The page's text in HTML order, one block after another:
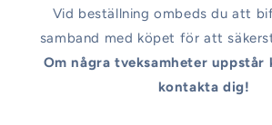
Vid beställning ombeds du att
samband med köpet för att
Om några tveksamheter uppstår
kontakta dig!